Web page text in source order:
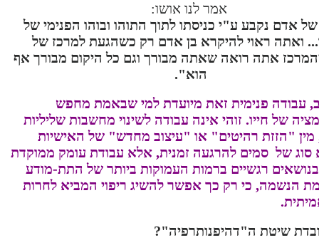
אמר לנו אושו:
אדם נקבע ע"י כניסתו לתוך התוהו ובוהו הפנימי של
ואתה ראוי להיקרא בן אדם רק כשהגעת למרכז של
אתה רואה שאתה מבורך וגם כל היקום מבורך אף
הוא".
עבודה פנימית זאת מיועדת למי שבאמת מחפש
של חייו. זוהי אינה עבודה לשינוי מחשבות שליליות
מין "הזזת רהיטים" או "עיצוב מחדש" של האישיות
סוג של סמים להרגעה זמנית, אלא עבודת עומק ממוקדת
רגשיים ברמות העמוקות ביותר של התת-מודע
הנשמה, כי רק כך אפשר להשיג ריפוי המביא לחרות
שיטת ה"דהיפנותרפיה"?